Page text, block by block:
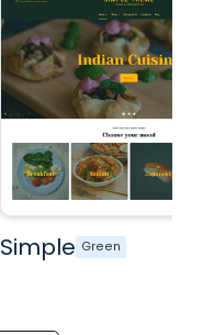
Simple Green